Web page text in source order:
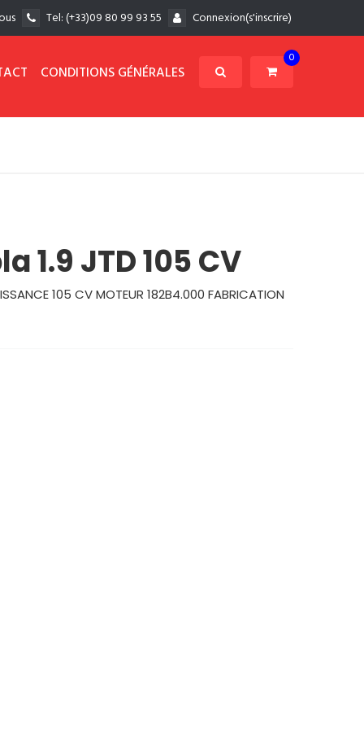
Tel:(+33)09 80 99 93 55 Connexion(s'inscrire)
0
CONDITIONS GÉNÉRALES
1.9 JTD 105 CV
105 CV MOTEUR 182B4.000 FABRICATION